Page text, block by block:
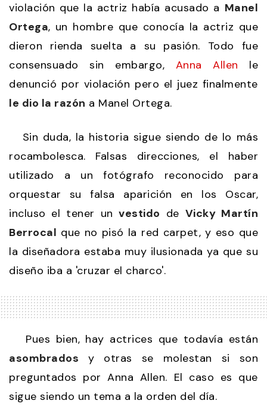
violación que la actriz había acusado a Manel
Ortega, un hombre que conocía la actriz que
dieron rienda suelta a su pasión. Todo fue
consensuado sin embargo, Anna Allen le
denunció por violación pero el juez finalmente
le dio la razón a Manel Ortega.
Sin duda, la historia sigue siendo de lo más
rocambolesca. Falsas direcciones, el haber
utilizado a un fotógrafo reconocido para
orquestar su falsa aparición en los Oscar,
incluso el tener unvestido de Vicky Martín
Berrocal que no pisó la red carpet, y eso que
la diseñadora estaba muy ilusionada ya que su
diseño iba a 'cruzar el charco'.
Pues bien, hay actrices que todavía están
asombrados y otras se molestan si son
preguntados por Anna Allen. El caso es que
sigue siendo un tema a la orden del día.